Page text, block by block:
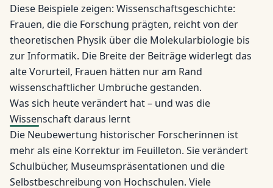
Diese Beispiele zeigen: Wissenschaftsgeschichte:
Frauen, die die Forschung prägten, reicht von der
theoretischen Physik über die Molekularbiologie bis
zur Informatik. Die Breite der Beiträge widerlegt das
alte Vorurteil, Frauen hätten nur am Rand
wissenschaftlicher Umbrüche gestanden.
Was sich heute verändert hat – und was die
Wissenschaft daraus lernt
Die Neubewertung historischer Forscherinnen ist
mehr als eine Korrektur im Feuilleton. Sie verändert
Schulbücher, Museumspräsentationen und die
Selbstbeschreibung von Hochschulen. Viele